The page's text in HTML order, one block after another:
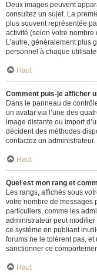
Deux images peuvent
consultez un sujet. La
plus souvent représentée
activité (selon votre nombre
L’autre, généralement plus
personnel à chaque
Haut
Comment puis-je afficher
Dans le panneau de
un avatar via l’une des
image distante ou import
décident des méthodes
contactez un administrateur.
Haut
Quel est mon rang et
Les rangs, affichés sous
votre nombre de messages
particuliers, comme les
administrateur peut
ce système en publiant
forums ne le tolèrent pas,
sanctionner ce
Haut